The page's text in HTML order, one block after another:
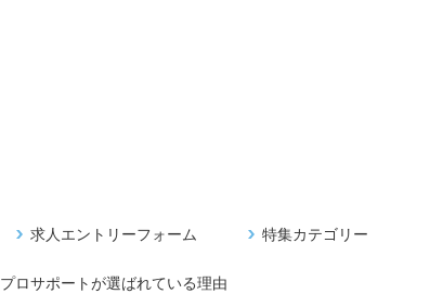
求人エントリーフォーム 特集カテゴリー
プロサポートが選ばれている理由